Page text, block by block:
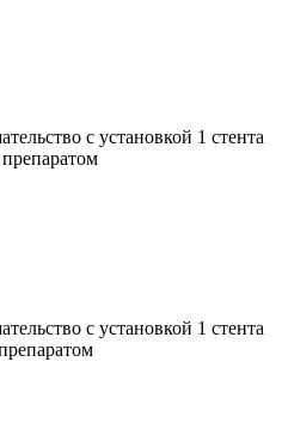
с установкой 1 стента
с установкой 1 стента